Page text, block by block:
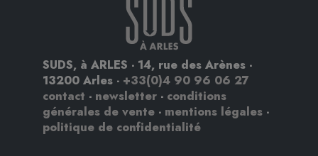
SUDS, à ARLES - 14, rue des Arènes -
13200 Arles - +33(0)4 90 96 06 27
contact - newsletter - conditions
générales de vente - mentions légales -
politique de confidentialité